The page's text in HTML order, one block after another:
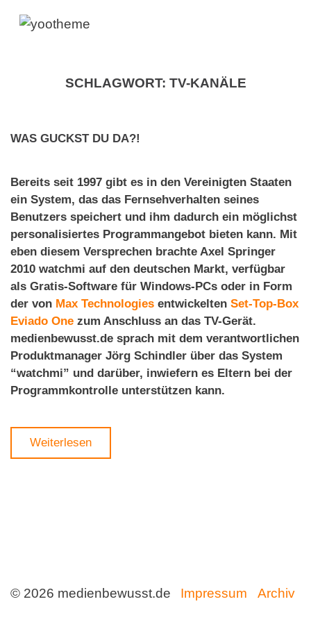
SCHLAGWORT: TV-KANÄLE
WAS GUCKST DU DA?!
Bereits seit 1997 gibt es in den Vereinigten Staaten
ein System, das das Fernsehverhalten seines
Benutzers speichert und ihm dadurch ein möglichst
personalisiertes Programmangebot bieten kann. Mit
eben diesem Versprechen brachte Axel Springer
2010 watchmi auf den deutschen Markt, verfügbar
als Gratis-Software für Windows-PCs oder in Form
der von Max Technologies entwickelten Set-Top-Box
Eviado One zum Anschluss an das TV-Gerät.
medienbewusst.de sprach mit dem verantwortlichen
Produktmanager Jörg Schindler über das System
“watchmi” und darüber, inwiefern es Eltern bei der
Programmkontrolle unterstützen kann.
Weiterlesen
© 2026 medienbewusst.de Impressum Archiv